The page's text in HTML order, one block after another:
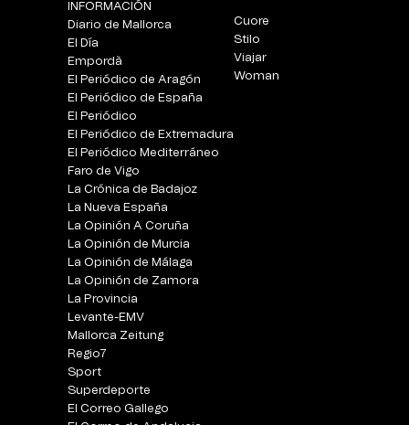
INFORMACIÓN
Diario de Mallorca
El Día
Empordà
El Periódico de Aragón
El Periódico de España
El Periódico
El Periódico de Extremadura
El Periódico Mediterráneo
Faro de Vigo
La Crónica de Badajoz
La Nueva España
La Opinión A Coruña
La Opinión de Murcia
La Opinión de Málaga
La Opinión de Zamora
La Provincia
Levante-EMV
Mallorca Zeitung
Regio7
Sport
Superdeporte
El Correo Gallego
Cuore
Stilo
Viajar
Woman